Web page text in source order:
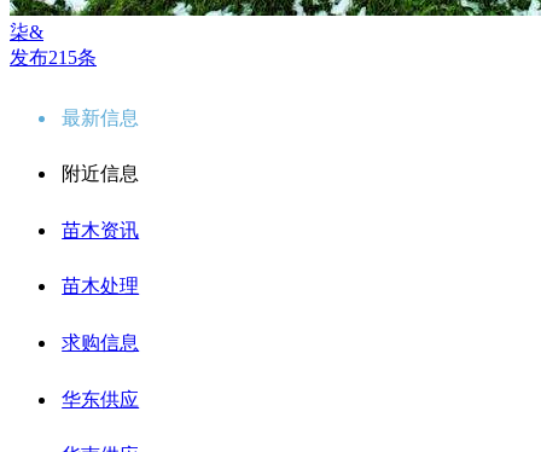
柒&
发布215条
最新信息
附近信息
苗木资讯
苗木处理
求购信息
华东供应